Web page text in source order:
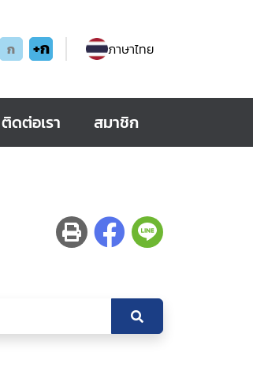
ก +ก ภาษาไทย
ติดต่อเรา สมาชิก